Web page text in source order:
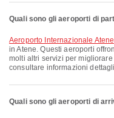
Quali sono gli aeroporti di
Aeroporto Internazionale Atene
in Atene. Questi aeroporti
molti altri servizi per
consultare informazioni
Quali sono gli aeroporti di